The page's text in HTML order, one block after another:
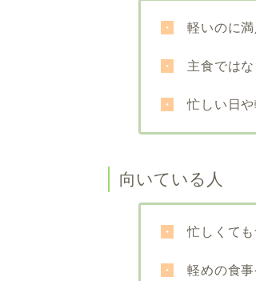
・ 軽いのに満
・ 主食ではな
・ 忙しい日や
向いている人
・ 忙しくても
・ 軽めの食事